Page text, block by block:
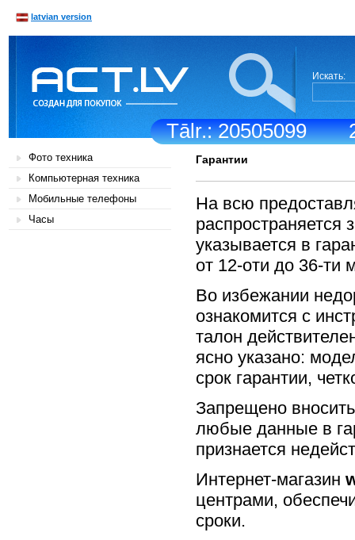
Tālr.: 20505099
latvian version
Искать:
Фото техника
Компьютерная техника
Мобильные телефоны
Часы
Гарантии
На всю
распространяется
указывается в
от 12-оти до 36-ти
Во избежании
ознакомится с
талон
ясно указано:
срок гарантии,
Запрещено
любые данные в
признается
Интернет-магазин
центрами,
сроки.